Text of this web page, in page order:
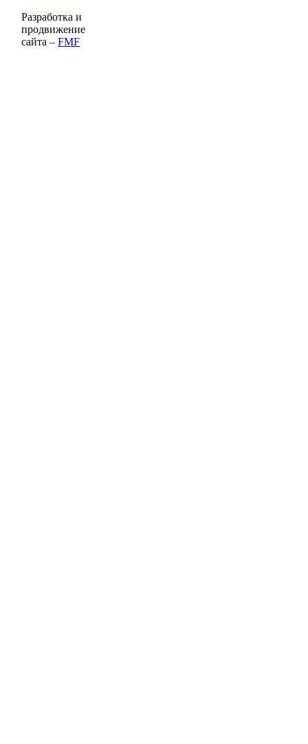
Разработка и
продвижение
сайта – FMF